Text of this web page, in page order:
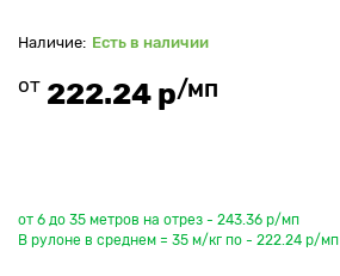
Есть в наличии
от 222.24 р/мп
от 6 до 35 метров на отрез - 243.36 р/мп
В рулоне в среднем = 35 м/кг по - 222.24 р/мп